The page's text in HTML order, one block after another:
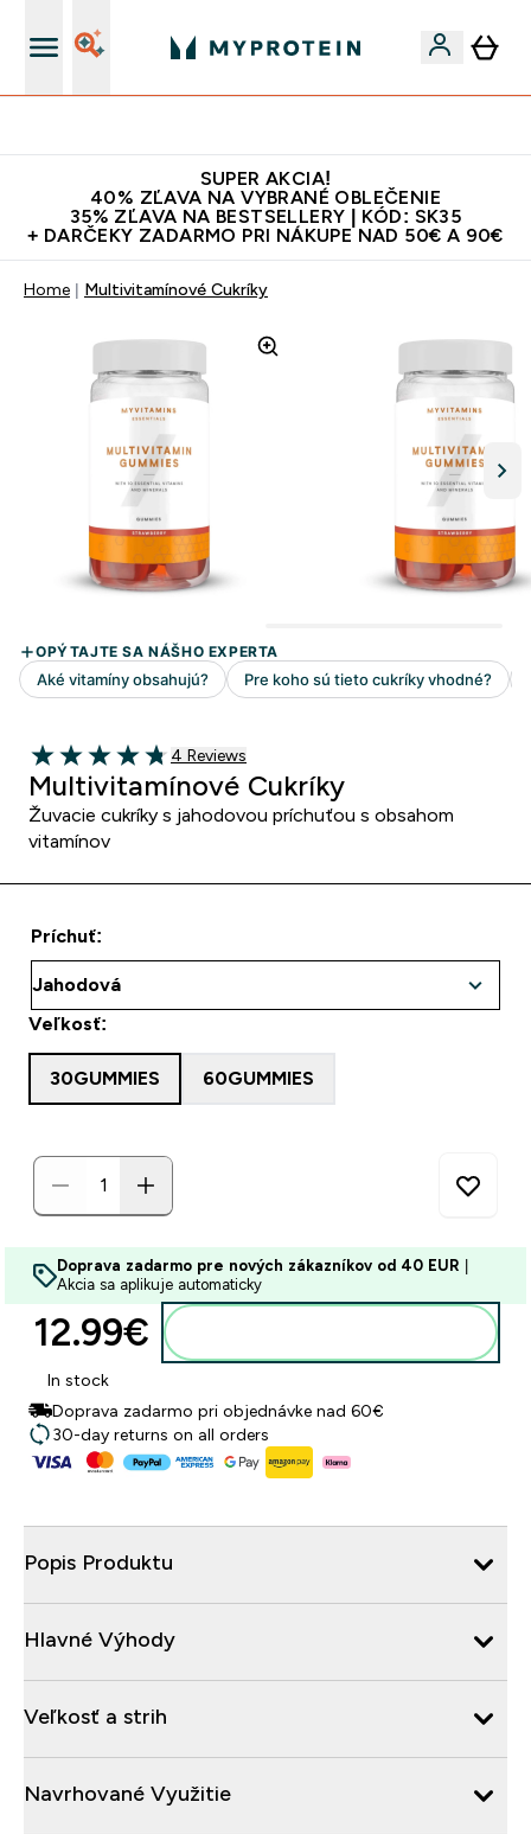
SUPER AKCIA!
40% ZĽAVA NA VYBRANÉ OBLEČENIE
35% ZĽAVA NA BESTSELLERY | KÓD: SK35
+ DARČEKY ZADARMO PRI NÁKUPE NAD 50€ A 90€
Home Multivitamínové Cukríky
4.75 out of 5 stars
4 customer reviews
4 Reviews
Multivitamínové Cukríky
Žuvacie cukríky s jahodovou príchuťou s obsahom
vitamínov
Príchuť:
Veľkosť:
30GUMMIES 60GUMMIES
Doprava zadarmo pre nových zákazníkov od 40 EUR
Akcia sa aplikuje automaticky
12.99€‎
In stock
Doprava zadarmo pri objednávke nad 60€
30-day returns on all orders
Popis Produktu
Hlavné Výhody
Veľkosť a strih
Navrhované Využitie